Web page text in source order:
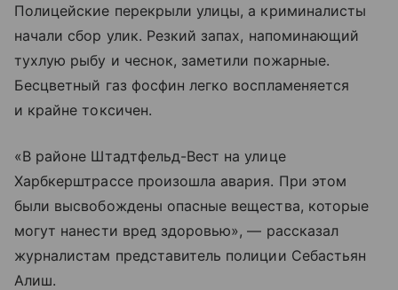
Полицейские перекрыли улицы, а криминалисты
начали сбор улик. Резкий запах, напоминающий
тухлую рыбу и чеснок, заметили пожарные.
Бесцветный газ фосфин легко воспламеняется
и крайне токсичен.
«В районе Штадтфельд-Вест на улице
Харбкерштрассе произошла авария. При этом
были высвобождены опасные вещества, которые
могут нанести вред здоровью», — рассказал
журналистам представитель полиции Себастьян
Алиш.